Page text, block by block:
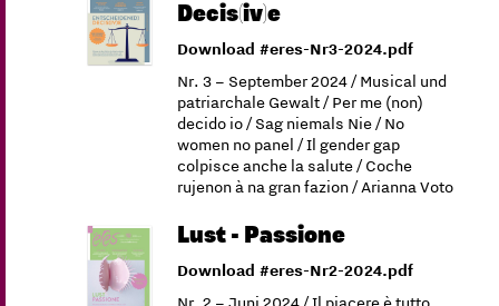
Decis(iv)e
Download #eres-Nr3-2024.pdf
Nr. 3 – September 2024 / Musical und
patriarchale Gewalt / Per me (non)
decido io / Sag niemals Nie / No
women no panel / Il gender gap
colpisce anche la salute / Coche
rujenon à na gran fazion / Arianna Voto
Lust - Passione
Download #eres-Nr2-2024.pdf